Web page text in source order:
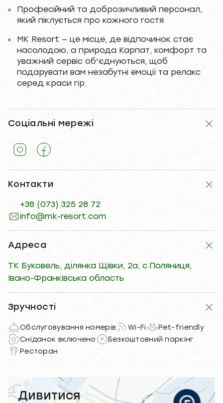
Професійний та доброзичливий персонал,
який піклується про кожного гостя
MK Resort — це місце, де відпочинок стає
насолодою, а природа Карпат, комфорт та
уважний сервіс об'єднуються, щоб
подарувати вам незабутні емоції та релакс
серед краси гір.
Соціальні мережі
Контакти
+38 (073) 325 28 72
info@mk-resort.com
Адреса
ТК Буковель, ділянка Щівки, 2а, с.Поляниця,
Івано-Франківська область
Зручності
Обслуговування номерів Wi-Fi
Pet-friendly
Сніданок включено
Безкоштовний паркінг
Ресторан
Дивитися